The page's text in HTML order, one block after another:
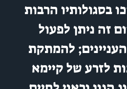
הרבות
ניתן לפעול
להמתקת
של קיימא